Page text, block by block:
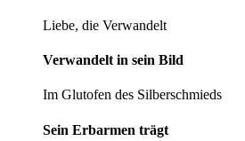
Liebe, die Verwandelt
Verwandelt in sein Bild
Im Glutofen des Silberschmieds
Sein Erbarmen trägt